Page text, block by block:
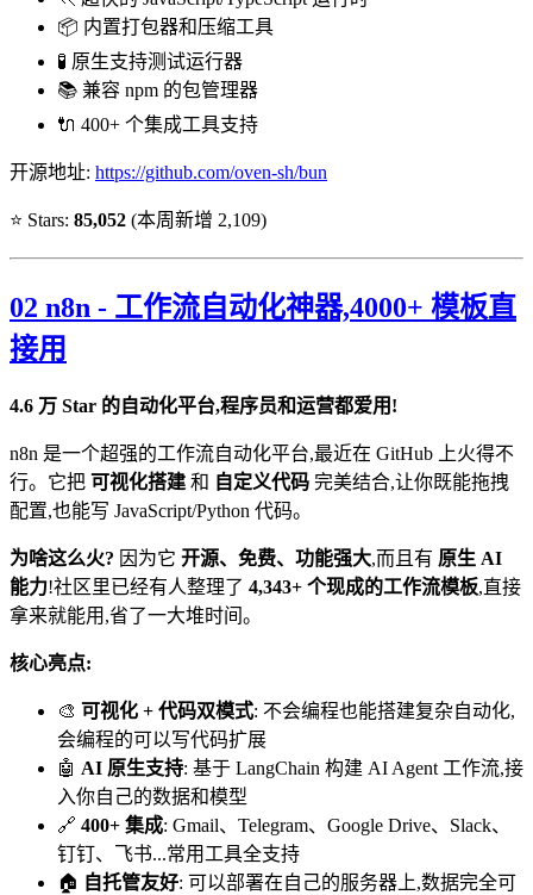
📦 内置打包器和压缩工具
🧪 原生支持测试运行器
📚 兼容 npm 的包管理器
🔌 400+ 个集成工具支持
开源地址: https://github.com/oven-sh/bun
⭐ Stars: 85,052 (本周新增 2,109)
02 n8n - 工作流自动化神器,4000+ 模板直
接用
4.6 万 Star 的自动化平台,程序员和运营都爱用!
n8n 是一个超强的工作流自动化平台,最近在 GitHub 上火得不
行。它把 可视化搭建和 自定义代码 完美结合,让你既能拖拽
配置,也能写 JavaScript/Python 代码。
为啥这么火? 因为它 开源、免费、功能强大,而且有 原生 AI
能力!社区里已经有人整理了 4,343+ 个现成的工作流模板,直接
拿来就能用,省了一大堆时间。
核心亮点:
🎨 可视化 + 代码双模式: 不会编程也能搭建复杂自动化,
会编程的可以写代码扩展
🤖 AI 原生支持: 基于 LangChain 构建 AI Agent 工作流,接
入你自己的数据和模型
🔗 400+ 集成: Gmail、Telegram、Google Drive、Slack、
钉钉、飞书...常用工具全支持
🏠 自托管友好: 可以部署在自己的服务器上,数据完全可